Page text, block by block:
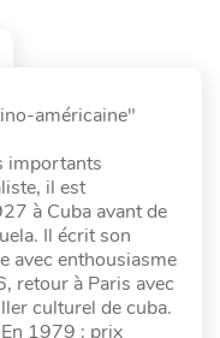
américaine"
importants
il est
à Cuba avant de
Il écrit son
avec enthousiasme
retour à Paris avec
culturel de cuba.
1979 : prix